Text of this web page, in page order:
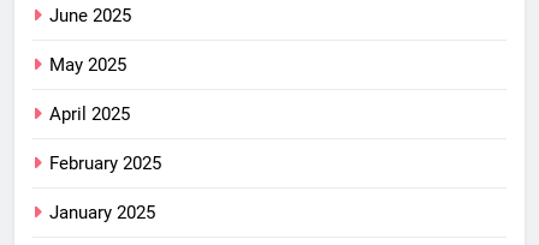
June 2025
May 2025
April 2025
February 2025
January 2025